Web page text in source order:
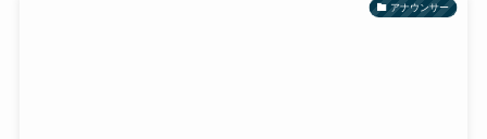
アナウンサー